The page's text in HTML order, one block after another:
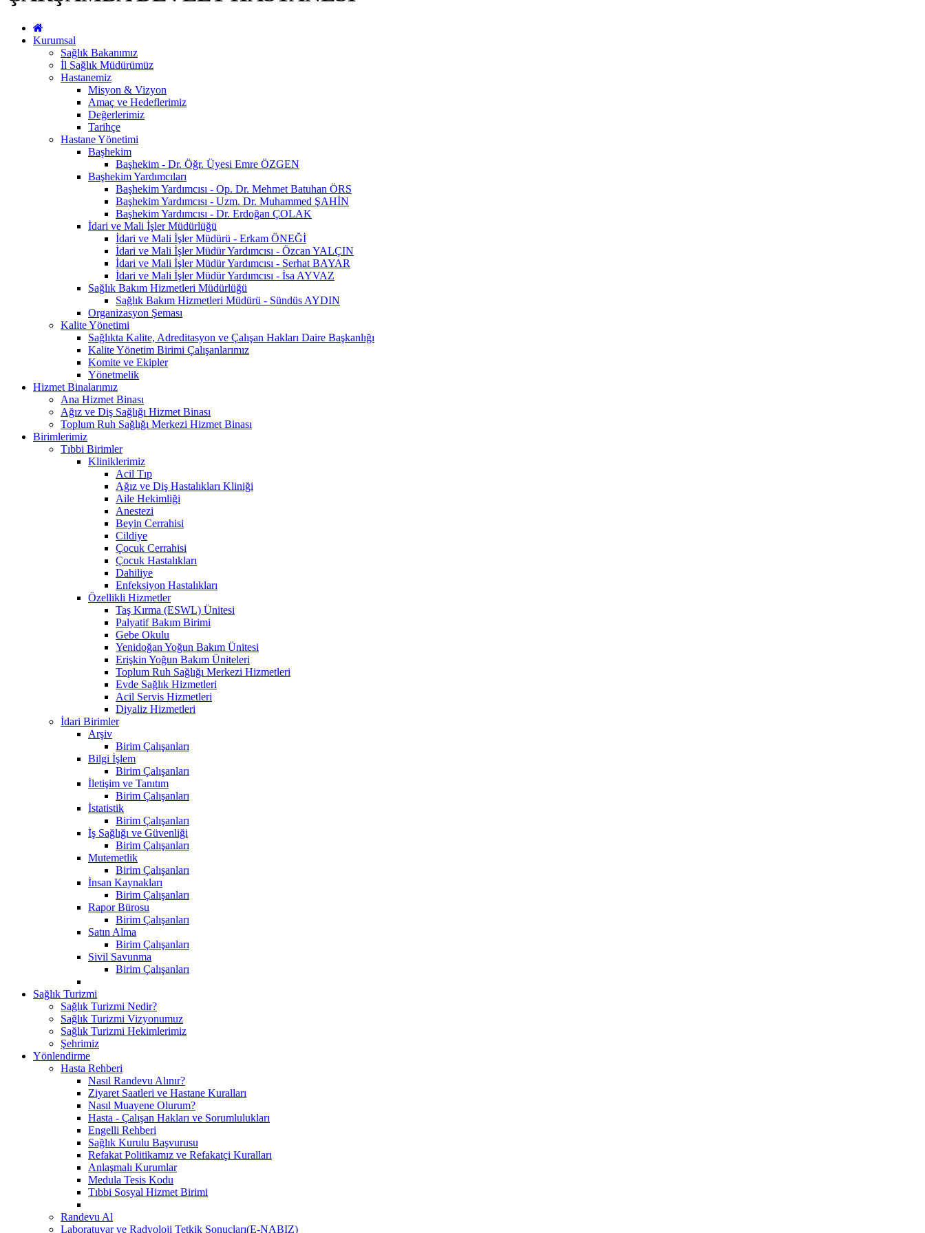
Kurumsal
Sağlık Bakanımız
İl Sağlık Müdürümüz
Hastanemiz
Misyon & Vizyon
Amaç ve Hedeflerimiz
Değerlerimiz
Tarihçe
Hastane Yönetimi
Başhekim
Başhekim - Dr. Öğr. Üyesi Emre ÖZGEN
Başhekim Yardımcıları
Başhekim Yardımcısı - Op. Dr. Mehmet Batuhan ÖRS
Başhekim Yardımcısı - Uzm. Dr. Muhammed ŞAHİN
Başhekim Yardımcısı - Dr. Erdoğan ÇOLAK
İdari ve Mali İşler Müdürlüğü
İdari ve Mali İşler Müdürü - Erkam ÖNEĞİ
İdari ve Mali İşler Müdür Yardımcısı - Özcan YALÇIN
İdari ve Mali İşler Müdür Yardımcısı - Serhat BAYAR
İdari ve Mali İşler Müdür Yardımcısı - İsa AYVAZ
Sağlık Bakım Hizmetleri Müdürlüğü
Sağlık Bakım Hizmetleri Müdürü - Sündüs AYDIN
Organizasyon Şeması
Kalite Yönetimi
Sağlıkta Kalite, Adreditasyon ve Çalışan Hakları Daire Başkanlığı
Kalite Yönetim Birimi Çalışanlarımız
Komite ve Ekipler
Yönetmelik
Hizmet Binalarımız
Ana Hizmet Binası
Ağız ve Diş Sağlığı Hizmet Binası
Toplum Ruh Sağlığı Merkezi Hizmet Binası
Birimlerimiz
Tıbbi Birimler
Kliniklerimiz
Acil Tıp
Ağız ve Diş Hastalıkları Kliniği
Aile Hekimliği
Anestezi
Beyin Cerrahisi
Cildiye
Çocuk Cerrahisi
Çocuk Hastalıkları
Dahiliye
Enfeksiyon Hastalıkları
Özellikli Hizmetler
Taş Kırma (ESWL) Ünitesi
Palyatif Bakım Birimi
Gebe Okulu
Yenidoğan Yoğun Bakım Ünitesi
Erişkin Yoğun Bakım Üniteleri
Toplum Ruh Sağlığı Merkezi Hizmetleri
Evde Sağlık Hizmetleri
Acil Servis Hizmetleri
Diyaliz Hizmetleri
İdari Birimler
Arşiv
Birim Çalışanları
Bilgi İşlem
Birim Çalışanları
İletişim ve Tanıtım
Birim Çalışanları
İstatistik
Birim Çalışanları
İş Sağlığı ve Güvenliği
Birim Çalışanları
Mutemetlik
Birim Çalışanları
İnsan Kaynakları
Birim Çalışanları
Rapor Bürosu
Birim Çalışanları
Satın Alma
Birim Çalışanları
Sivil Savunma
Birim Çalışanları
Sağlık Turizmi
Sağlık Turizmi Nedir?
Sağlık Turizmi Vizyonumuz
Sağlık Turizmi Hekimlerimiz
Şehrimiz
Yönlendirme
Hasta Rehberi
Nasıl Randevu Alınır?
Ziyaret Saatleri ve Hastane Kuralları
Nasıl Muayene Olurum?
Hasta - Çalışan Hakları ve Sorumlulukları
Engelli Rehberi
Sağlık Kurulu Başvurusu
Refakat Politikamız ve Refakatçi Kuralları
Anlaşmalı Kurumlar
Medula Tesis Kodu
Tıbbi Sosyal Hizmet Birimi
Randevu Al
Laboratuvar ve Radyoloji Tetkik Sonuçları(E-NABIZ)